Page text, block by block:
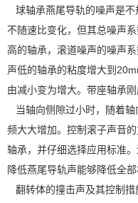
球轴承燕尾导轨的噪声是
不随速比变化，但其总噪声
高的轴承，滚道噪声的噪声
声低的轴承的粘度增大到
由减小变为增大。带座轴承
当轴向侧隙过小时，随着轴
频大大增加。控制滚子声音
轴承，并仔细选择应用标准
降低燕尾导轨声能够降低全部
翻转体的撞击声及其控制措